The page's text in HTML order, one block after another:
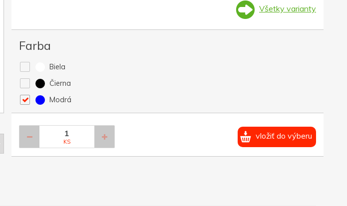
Všetky varianty
Farba
Biela
Čierna
Modrá
KS
vložiť do výberu